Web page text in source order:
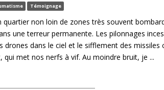
Témoignage
quartier non loin de zones très souvent
une terreur permanente. Les pilonnages
drones dans le ciel et le sifflement des missiles
qui met nos nerfs à vif. Au moindre bruit, je ...